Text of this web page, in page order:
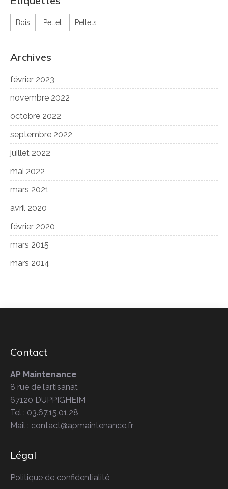
Bois Pellet Pellets
Archives
février 2023
novembre 2022
octobre 2022
septembre 2022
juillet 2022
mai 2022
mars 2021
avril 2020
février 2020
mars 2015
mars 2014
Contact
AP Maintenance
8 rue de l’artisanat
67120 DUPPIGHEIM
Tel : 03.67.15.01.28
Mail : contact@apmaintenance.fr
Légal
Politique de confidentialité